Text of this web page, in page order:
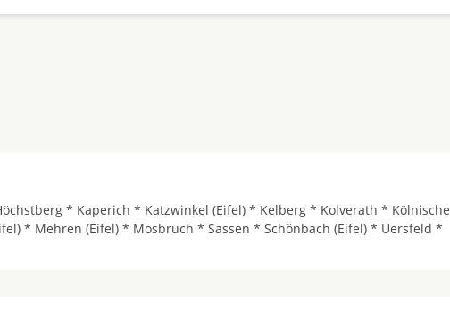
* Kaperich * Katzwinkel (Eifel) * Kelberg * Kolverath * Kölnische
* Mehren (Eifel) * Mosbruch * Sassen * Schönbach (Eifel) * Uersfeld *